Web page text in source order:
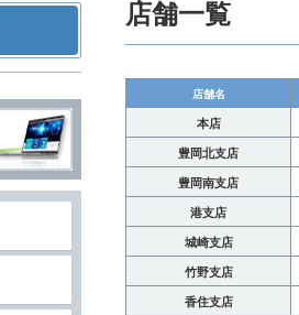
店舗一覧
店舗名
本店
豊岡北支店
豊岡南支店
港支店
城崎支店
竹野支店
香住支店